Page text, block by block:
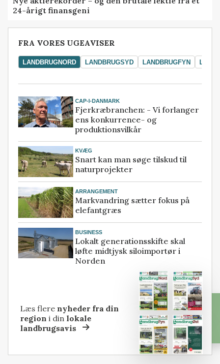
24-årigt finansgeni
FRA VORES UGEAVISER
LANDBRUGNORD LANDBRUGSYD LANDBRUGFYN
CAP-I-DANMARK
Fjerkræbranchen: - Vi forlanger
ens konkurrence- og
produktionsvilkår
KVÆG
Snart kan man søge tilskud til
naturprojekter
ARRANGEMENT
Markvandring sætter fokus på
elefantgræs
BUSINESS
Lokalt generationsskifte skal
løfte midtjysk siloimportør i
Norden
Læs flere nyheder fra din
region i dinlokale
landbrugsavis